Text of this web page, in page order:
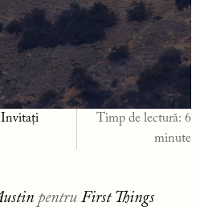
Invitați Timp de lectură: 6
minute
pentru First Things